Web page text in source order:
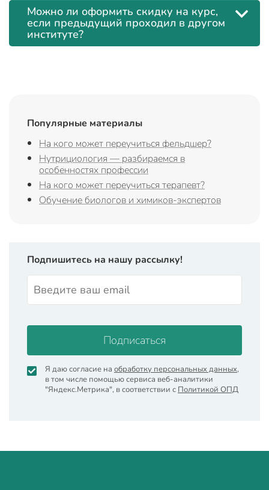
Можно ли оформить скидку на курс,
если предыдущий проходил в другом
институте?
Популярные материалы
На кого может переучиться фельдшер?
Нутрициология — разбираемся в
особенностях профессии
На кого может переучиться терапевт?
Обучение биологов и химиков-экспертов
Подпишитесь на нашу рассылку!
Подписаться
Я даю согласие на обработку персональных данных,
в том числе помощью сервиса веб-аналитики
"Яндекс.Метрика", в соответствии с Политикой ОПД